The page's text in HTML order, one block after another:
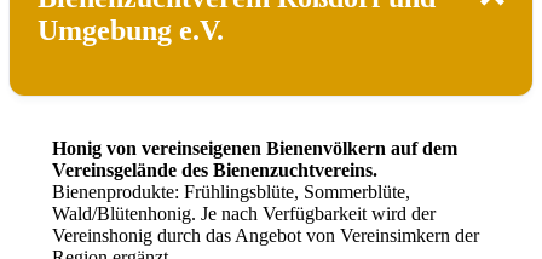
Umgebung e.V.
Honig von vereinseigenen Bienenvölkern auf dem
Vereinsgelände des Bienenzuchtvereins.
Bienenprodukte: Frühlingsblüte, Sommerblüte,
Wald/Blütenhonig. Je nach Verfügbarkeit wird der
Vereinshonig durch das Angebot von Vereinsimkern der